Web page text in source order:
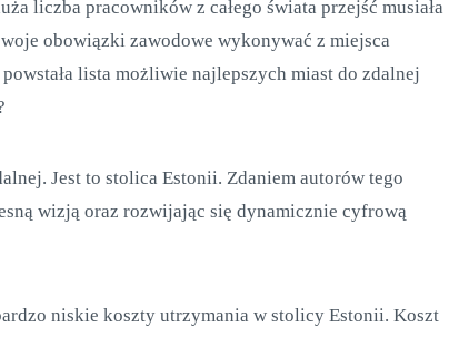
liczba pracowników z całego świata przejść musiała
obowiązki zawodowe wykonywać z miejsca
lista możliwie najlepszych miast do zdalnej
Jest to stolica Estonii. Zdaniem autorów tego
wizją oraz rozwijając się dynamicznie cyfrową
niskie koszty utrzymania w stolicy Estonii. Koszt